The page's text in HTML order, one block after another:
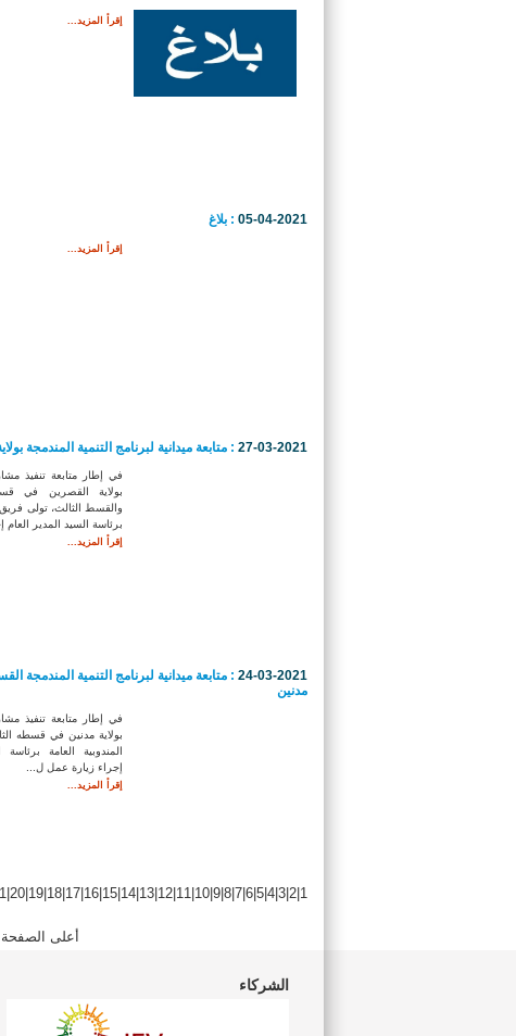
إقرأ المزيد...
05-04-2021 : بلاغ
إقرأ المزيد...
27-03-2021 : متابعة ميدانية لبرنامج التنمية المندمجة
في إطار متابعة تنفيذ
بولاية القصرين في
والقسط الثالث، تولى فريق
برئاسة السيد المدير العام
إقرأ المزيد...
24-03-2021 : متابعة ميدانية لبرنامج التنمية المندمجة
مدنين
في إطار متابعة تنفيذ
بولاية مدنين في قسطه
المندوبية العامة برئاسة
إجراء زيارة عمل ل...
إقرأ المزيد...
1
2
3
4
5
6
7
8
9
10
11
12
13
14
15
16
17
18
19
20
أعلى الصفحة
الشركاء